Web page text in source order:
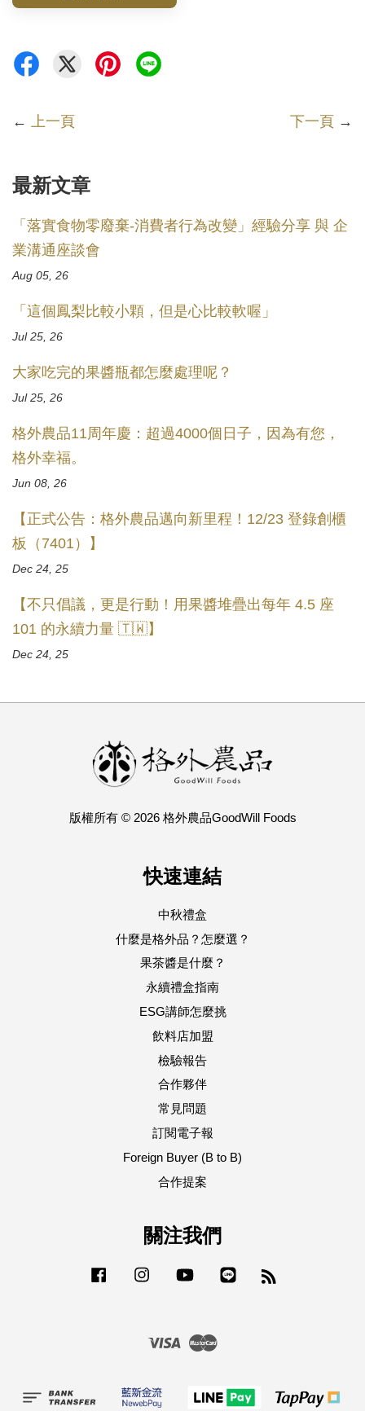
← 上一頁 下一頁 →
最新文章
「落實食物零廢棄-消費者行為改變」經驗分享 與 企
業溝通座談會
Aug 05, 26
「這個鳳梨比較小顆，但是心比較軟喔」
Jul 25, 26
大家吃完的果醬瓶都怎麼處理呢？
Jul 25, 26
格外農品11周年慶：超過4000個日子，因為有您，
格外幸福。
Jun 08, 26
【正式公告：格外農品邁向新里程！12/23 登錄創櫃
板（7401）】
Dec 24, 25
【不只倡議，更是行動！用果醬堆疊出每年 4.5 座
101 的永續力量 🇹🇼】
Dec 24, 25
版權所有 © 2026 格外農品GoodWill Foods
快速連結
中秋禮盒
什麼是格外品？怎麼選？
果茶醬是什麼？
永續禮盒指南
ESG講師怎麼挑
飲料店加盟
檢驗報告
合作夥伴
常見問題
訂閱電子報
Foreign Buyer (B to B)
合作提案
關注我們
Facebook Instagram YouTube
Visa